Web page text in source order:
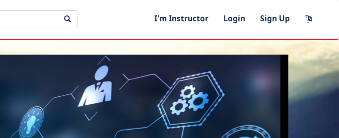
I'm Instructor Login Sign Up